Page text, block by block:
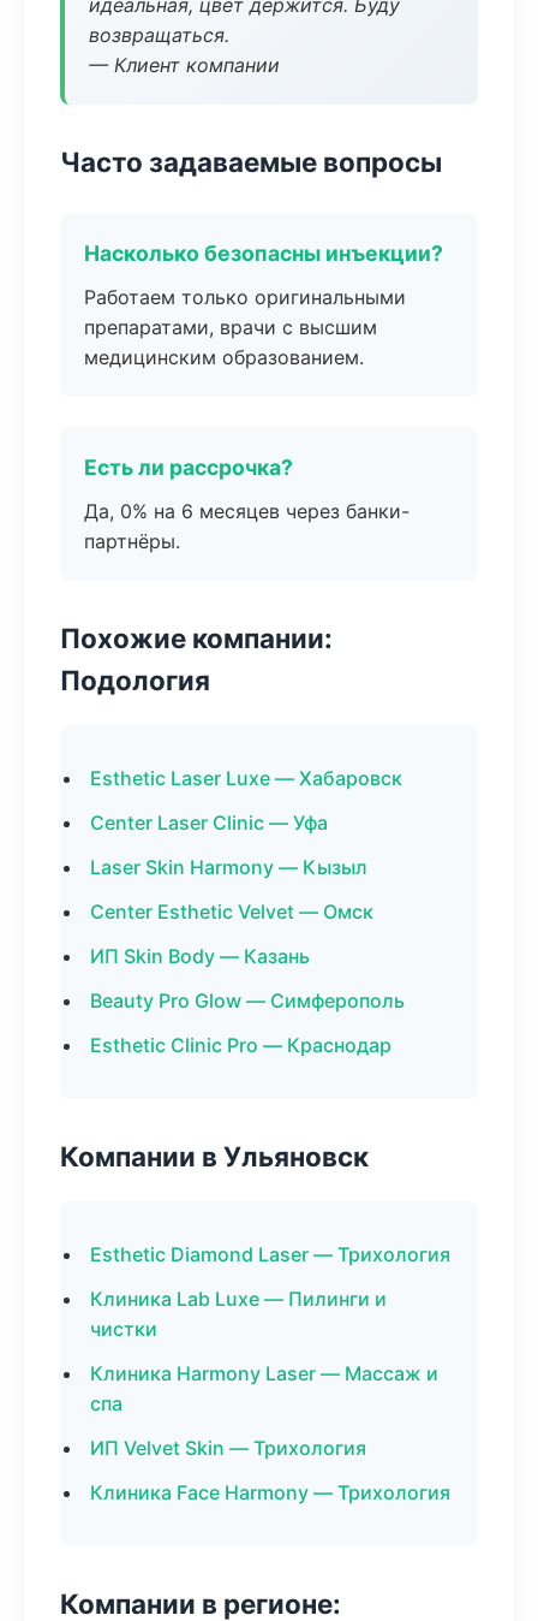
идеальная, цвет держится. Буду
возвращаться.
— Клиент компании
Часто задаваемые вопросы
Насколько безопасны инъекции?
Работаем только оригинальными
препаратами, врачи с высшим
медицинским образованием.
Есть ли рассрочка?
Да, 0% на 6 месяцев через банки-
партнёры.
Похожие компании:
Подология
Esthetic Laser Luxe — Хабаровск
Center Laser Clinic — Уфа
Laser Skin Harmony — Кызыл
Center Esthetic Velvet — Омск
ИП Skin Body — Казань
Beauty Pro Glow — Симферополь
Esthetic Clinic Pro — Краснодар
Компании в Ульяновск
Esthetic Diamond Laser — Трихология
Клиника Lab Luxe — Пилинги и
чистки
Клиника Harmony Laser — Массаж и
спа
ИП Velvet Skin — Трихология
Клиника Face Harmony — Трихология
Компании в регионе: